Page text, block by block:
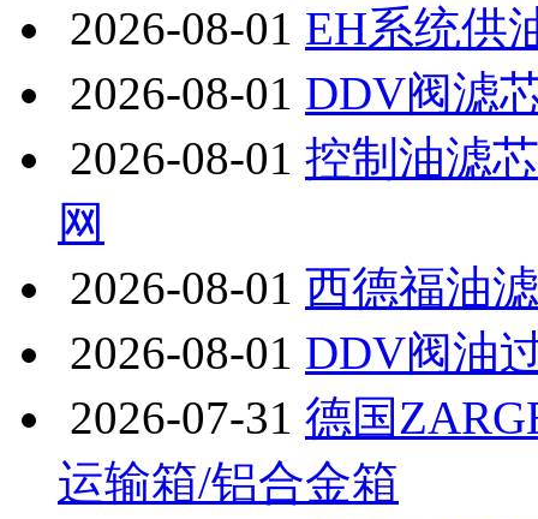
2026-08-01 EH系统供
2026-08-01 DDV阀滤
2026-08-01 控制油滤
网
2026-08-01 西德福油
2026-08-01 DDV阀油
2026-07-31 德国
运输箱/铝合金箱